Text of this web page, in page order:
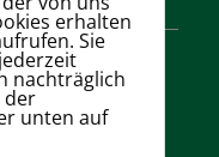
erhalten
Sie
nachträglich
der
unten auf